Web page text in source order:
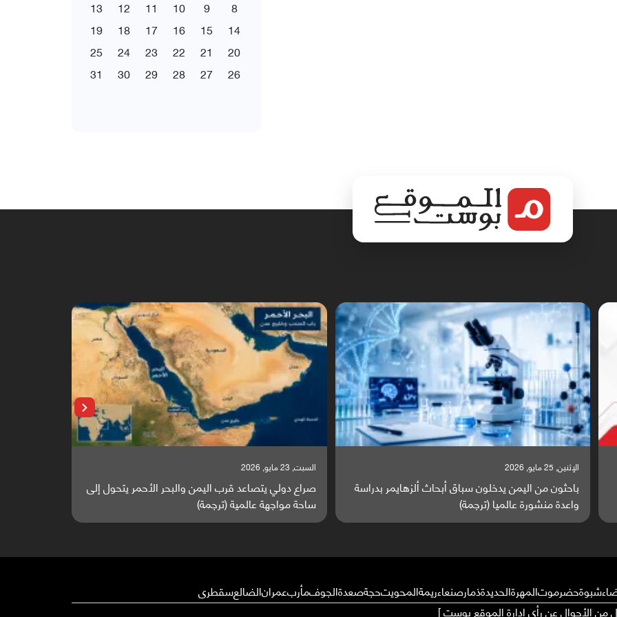
8
9
10
11
12
13
14
15
16
17
18
19
20
21
22
23
24
25
26
27
28
29
30
31
باحثون من اليمن يدخلون سباق أبحاث ألزهايمر بدراسة
واعدة منشورة عالميا (ترجمة)
السبت, 23 مايو, 2026
صراع دولي يتصاعد قرب اليمن والبحر الأحمر يتحول إلى
ساحة مواجهة عالمية (ترجمة)
شبوةحضرموتالمهرةالحديدةذمارصنعاءريمةالمحويتحجةصعدةالجوفمأربعمرانالضالعسقطرى
من الأحوال عن رأي إدارة الموقع بوست ]